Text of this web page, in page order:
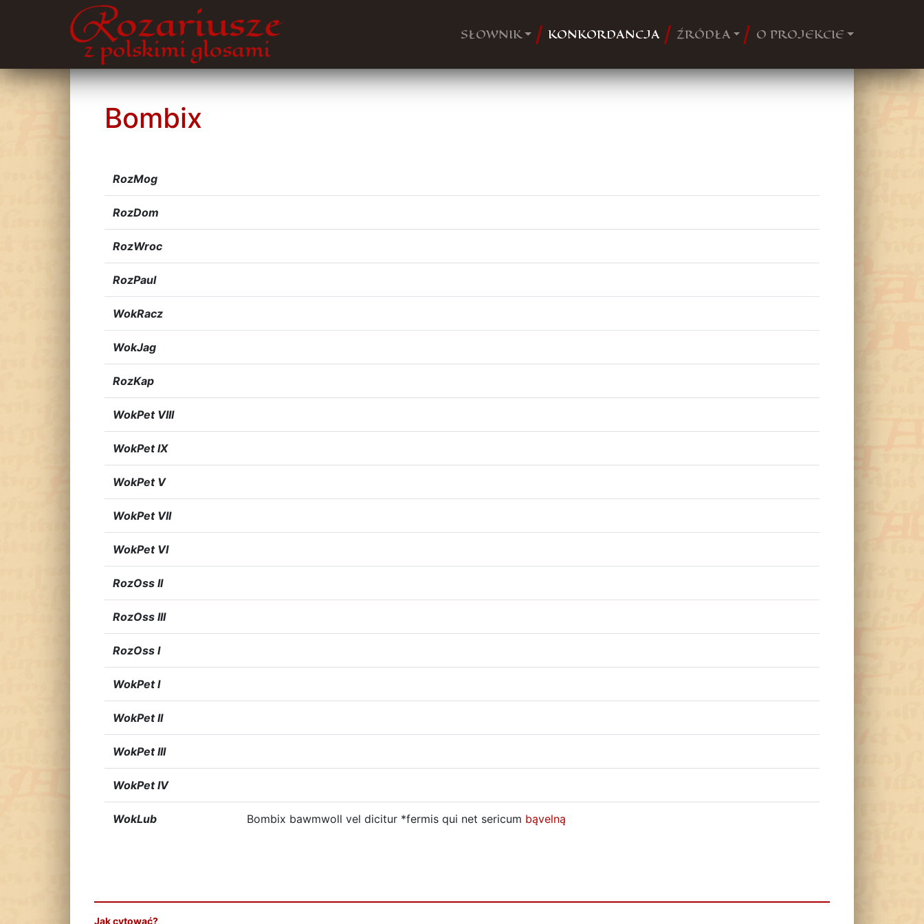
SŁOWNIK KONKORDANCJA ŹRÓDŁA O PROJEKCIE
Bombix
RozMog
RozDom
RozWroc
RozPaul
WokRacz
WokJag
RozKap
WokPet VIII
WokPet IX
WokPet V
WokPet VII
WokPet VI
RozOss II
RozOss III
RozOss I
WokPet I
WokPet II
WokPet III
WokPet IV
WokLub Bombix bawmwoll vel dicitur *fermis qui net sericum bąvelną
Jak cytować?